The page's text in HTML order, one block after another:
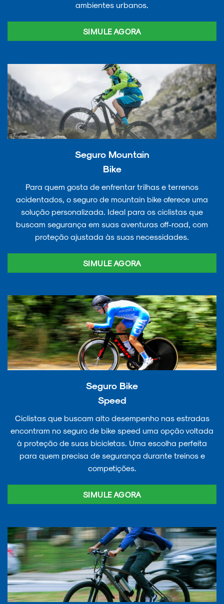
ambientes urbanos.
SIMULE AGORA
Seguro Mountain
Bike
Para quem gosta de enfrentar trilhas e terrenos
acidentados, o seguro de mountain bike oferece uma
solução personalizada. Ideal para os ciclistas que
buscam segurança em suas aventuras off-road, com
proteção ajustada às suas necessidades.
SIMULE AGORA
Seguro Bike
Speed
Ciclistas que buscam alto desempenho nas estradas
encontram no seguro de bike speed uma opção voltada
à proteção de suas bicicletas. Uma escolha perfeita
para quem precisa de segurança durante treinos e
competições.
SIMULE AGORA